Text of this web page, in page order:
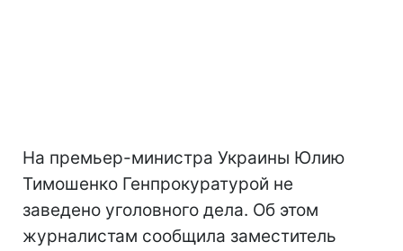
На премьер-министра Украины Юлию
Тимошенко Генпрокуратурой не
заведено уголовного дела. Об этом
журналистам сообщила заместитель